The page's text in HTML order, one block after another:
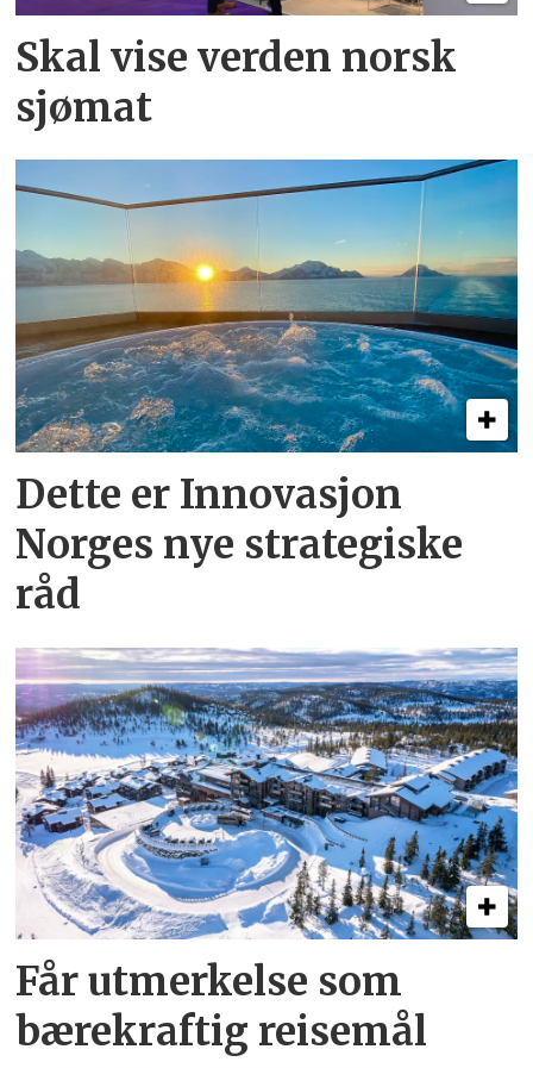
Skal vise verden norsk
sjømat
Dette er Innovasjon
Norges nye strategiske
råd
Får utmerkelse som
bærekraftig reisemål